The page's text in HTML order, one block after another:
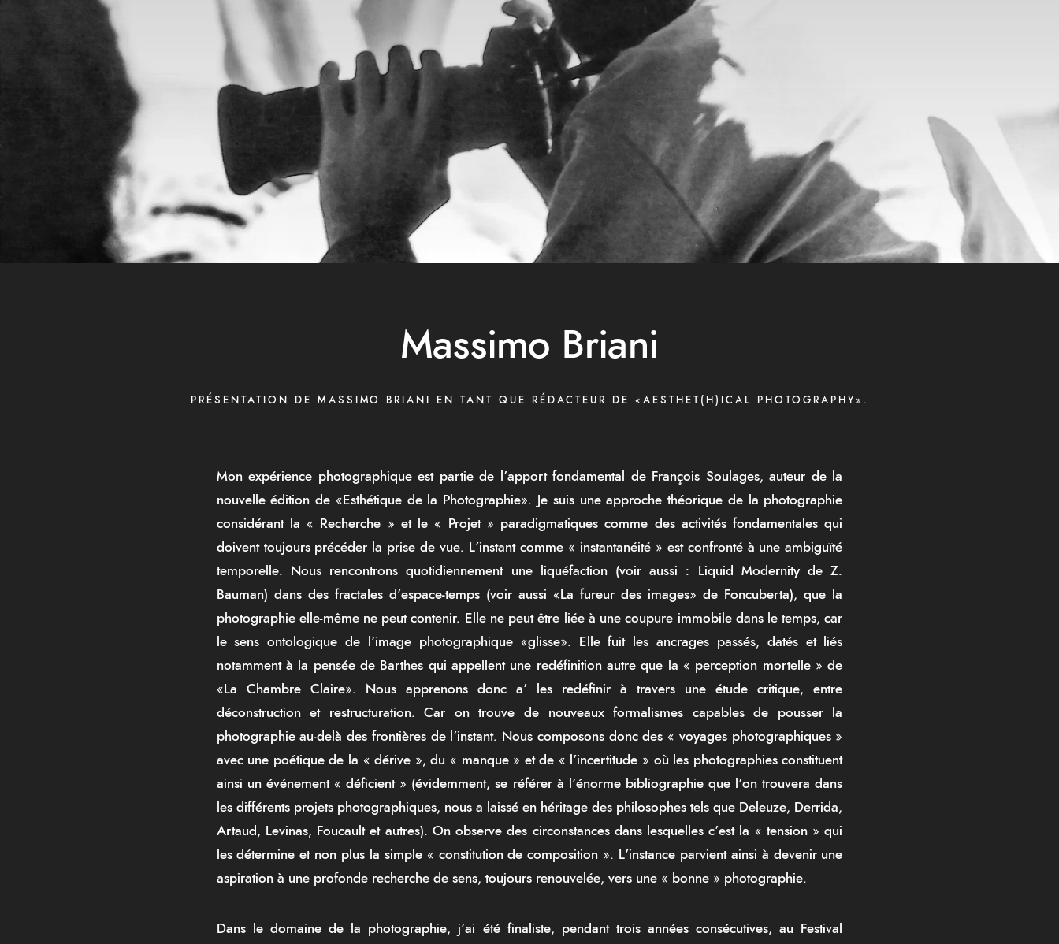
Massimo Briani
PRÉSENTATION DE MASSIMO BRIANI EN TANT QUE RÉDACTEUR DE «AESTHET(H)ICAL PHOTOGRAPHY».
Mon expérience photographique est partie de l’apport fondamental de François Soulages, auteur de la
nouvelle édition de «Esthétique de la Photographie». Je suis une approche théorique de la photographie
considérant la « Recherche » et le « Projet » paradigmatiques comme des activités fondamentales qui
doivent toujours précéder la prise de vue. L’instant comme « instantanéité » est confronté à une ambiguïté
temporelle. Nous rencontrons quotidiennement une liquéfaction (voir aussi : Liquid Modernity de Z.
Bauman) dans des fractales d’espace-temps (voir aussi «La fureur des images» de Foncuberta), que la
photographie elle-même ne peut contenir. Elle ne peut être liée à une coupure immobile dans le temps, car
le sens ontologique de l’image photographique «glisse». Elle fuit les ancrages passés, datés et liés
notamment à la pensée de Barthes qui appellent une redéfinition autre que la « perception mortelle » de
«La Chambre Claire». Nous apprenonsdonc a’ les redéfinir à travers une étude critique, entre
déconstruction et restructuration. Car on trouve de nouveaux formalismes capables de pousser la
photographie au-delà des frontières de l’instant. Nous composons donc des « voyages photographiques »
avec une poétique de la « dérive », du « manque » et de « l’incertitude » où les photographies constituent
ainsi un événement « déficient » (évidemment, se référer à l’énorme bibliographie que l’on trouvera dans
les différents projets photographiques, nous a laissé en héritage des philosophes tels que Deleuze, Derrida,
Artaud, Levinas, Foucault et autres). On observe des circonstances dans lesquelles c’est la « tension » qui
les détermine et non plus la simple « constitution de composition ». L’instance parvient ainsi à devenir une
aspiration à une profonde recherche de sens, toujours renouvelée, vers une « bonne » photographie.
Dans le domaine de la photographie, j’ai été finaliste, pendant trois années consécutives, au Festival